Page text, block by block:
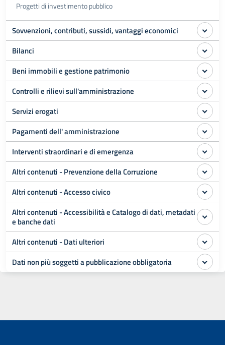
Progetti di investimento pubblico
Sovvenzioni, contributi, sussidi, vantaggi economici
Bilanci
Beni immobili e gestione patrimonio
Controlli e rilievi sull'amministrazione
Servizi erogati
Pagamenti dell' amministrazione
Interventi straordinari e di emergenza
Altri contenuti - Prevenzione della Corruzione
Altri contenuti - Accesso civico
Altri contenuti - Accessibilità e Catalogo di dati, metadati
e banche dati
Altri contenuti - Dati ulteriori
Dati non più soggetti a pubblicazione obbligatoria